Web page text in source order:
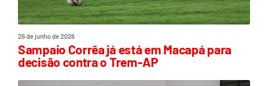
26 de junho de 2026
Sampaio Corrêa já está em Macapá para
decisão contra o Trem-AP